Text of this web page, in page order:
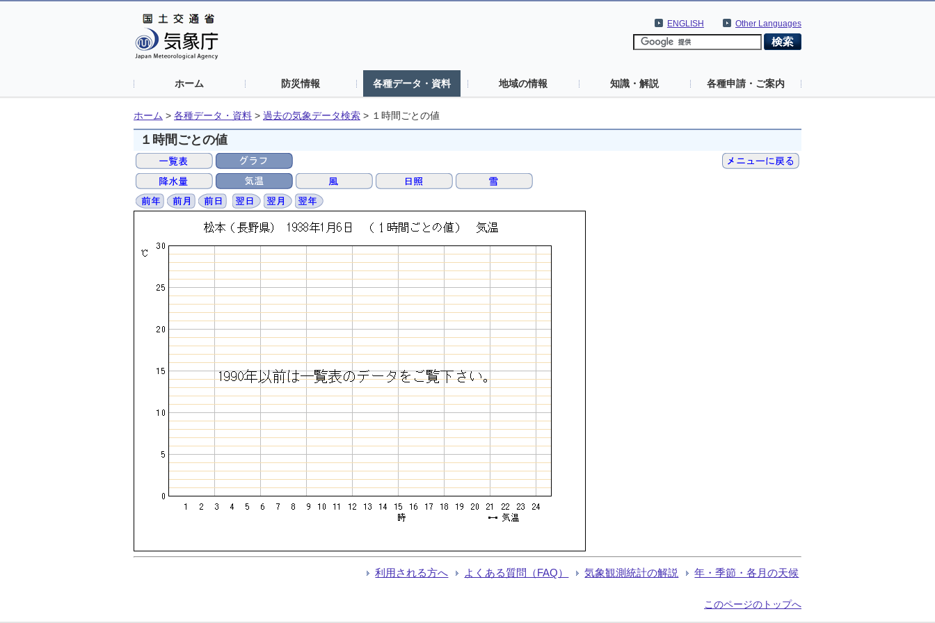
Other Languages
ENGLISH
ホーム 防災情報 各種データ・資料 地域の情報 知識・解説 各種申請・ご案内
ホーム > 各種データ・資料 > 過去の気象データ検索 > １時間ごとの値
１時間ごとの値
利用される方へ よくある質問（FAQ） 気象観測統計の解説 年・季節・各月の天候
このページのトップへ